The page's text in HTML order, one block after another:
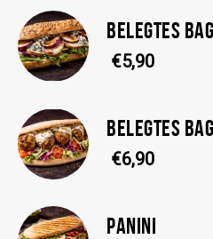
BELEGTES
€5,90
BELEGTES
€6,90
PANINI